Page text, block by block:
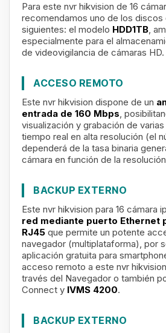
Para este nvr hikvision de 16
recomendamos uno de los discos
siguientes: el modelo HDD1TB,
especialmente para el
de videovigilancia de cámaras HD.
ACCESO REMOTO
Este nvr hikvision dispone de un
entrada de 160 Mbps,
visualización y grabación de
tiempo real en alta resolución (el
dependerá de la tasa binaria
cámara en función de la
BACKUP EXTERNO
Este nvr hikvision para 16 cámara
red mediante puerto Ethernet
RJ45 que permite un potente
navegador (multiplataforma), por
aplicación gratuita para
acceso remoto a este nvr
través del Navegador o también
Connect y IVMS 4200.
BACKUP EXTERNO